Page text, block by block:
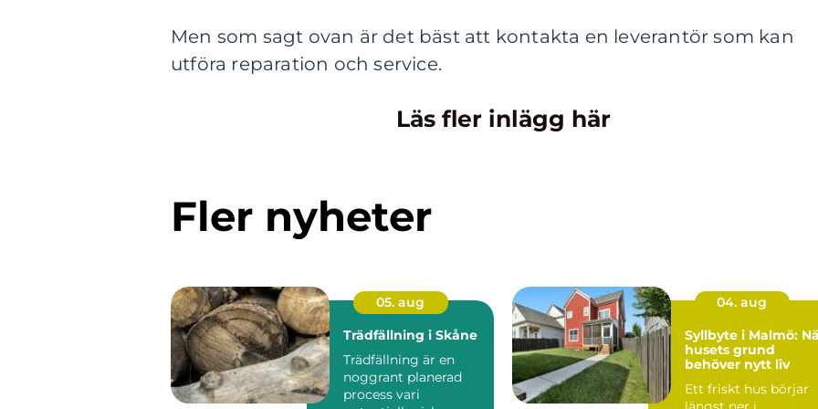
Men som sagt ovan är det bäst att kontakta en leverantör som kan
utföra reparation och service.
Läs fler inlägg här
Fler nyheter
05. aug
Trädfällning i Skåne
Trädfällning är en
noggrant planerad
process vari
04. aug
Syllbyte i Malmö:
husets grund
behöver nytt liv
Ett friskt hus börjar